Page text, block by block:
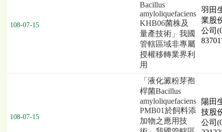
108-07-15
Bacillus
amyloliquefaciens
KHB06菌株及
量產技術」我國
管轄區域非專屬
授權移轉業界利
用
羽田
業股
公司
108-07-15
「液化澱粉芽孢
桿菌Bacillus
amyloliquefaciens
PMB01於飼料添
加物之應用技
陽田
技股
公司